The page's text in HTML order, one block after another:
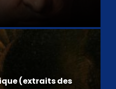
(extraits des